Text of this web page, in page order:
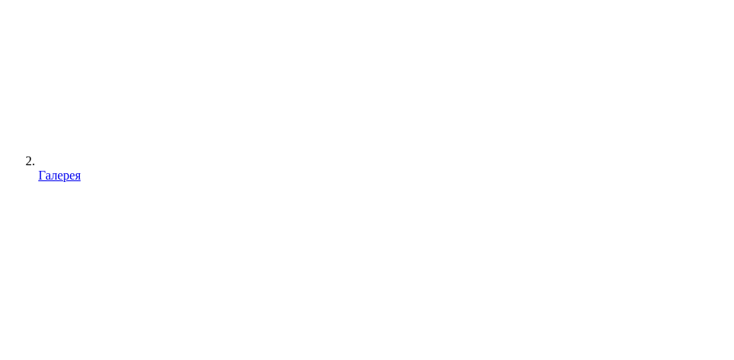
Галерея